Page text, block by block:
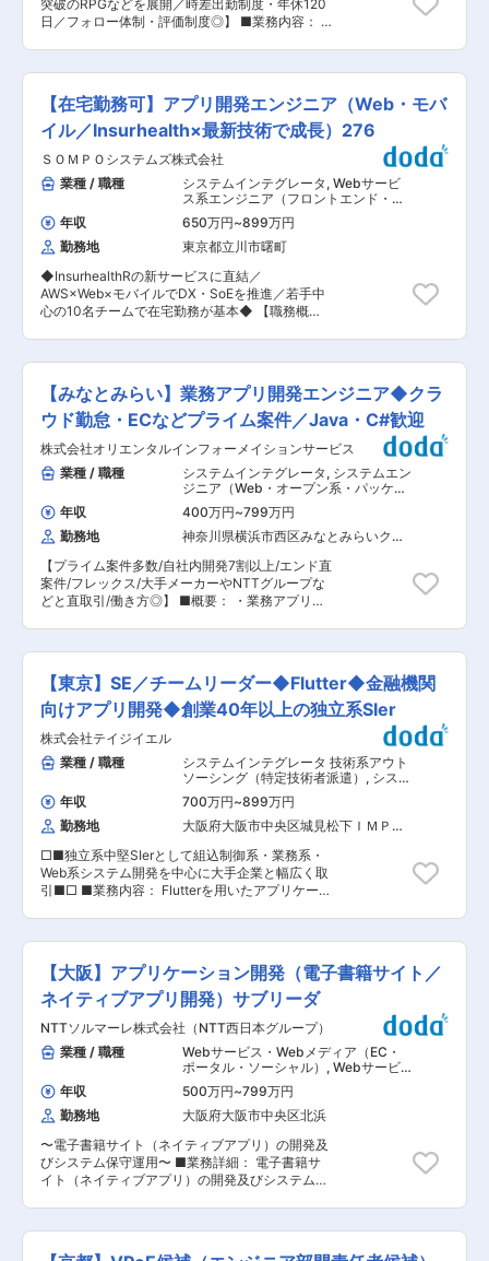
つ社員も多く、ワークライフバランスを重要視し
ザーの視点を持たなければ良いサービスは作れな
いという考えから、社員の希望があれば月1回、
のない方でも知識やスキルを身に付けることもで
きます。 変更の範囲：会社の定める業務
PHP、JavaScript（React／Vue）、C#、
Python、Swift、Kotlin など ◇DB：MySQL、
PostgreSQL、Oracle、SQL Server ◇OS：
託開発が中心で、そのうち90%以上がプライム
（エンドユーザーと直接契約）案件です。 ◇ハイ
ブリッド勤務（在宅＋出社）で柔軟な働き方が可
能です。 ■キャリアアップできる環境： ◇裁量
あるポジション：プロジェクトの計画策定や顧客
折衝、チームマネジメントなど、上流工程からリ
ーダー業務まで幅広く担当できます。 ◇キャリア
アップのスピード：年齢や勤続年数に関係なく、
実力と成果次第でPMや管理職への昇格が可能。
20代で中途入社し、入社3年目で管理職に就いた
事例もあります。 ◇成長機会の充実：プロジェク
トマネジメント研修や資格取得支援（PMPなど）
を用意。マネジメントスキルをさらに磨ける環境
ィブアプリ、業務システムなど幅広いプロジェク
トで、リーダーとしての経験を積めます。 ■組織
更の範囲：会社の定める業務
突破のRPGなどを展開／時差出勤制度・年休120
日／フォロー体制・評価制度◎】 ■業務内容： ・
・ツールの開発（運用、デバッグ、自動化ツール
など） ・ コードレビュー、リファクタリングな
ど最適化 ・他セクション・外部スタッフとの調整
■使用ツール： ・ゲームエンジン：Unity ・エデ
ィタ：JetBrains Rider、Visual Studio、Cursor
等、ご自身の使い慣れたエディタをご利用いただ
けます ・AIアシスタント：ChatGPT、Claude、
Gemini などの生成AIを活用した開発が可能です
・バージョン管理：Git ・コミュニケーションツ
ール：Chatwork、Google Workspace ■入社後
の業務イメージ： ・入社後〜6か月 既存プロジェ
クトにて、一週間程度で担当箇所のプログラムを
理解していただき、その後については、具体的な
業務を担当していただきます。担当箇所はなるべ
くローテーションし適正などを判断していきま
す。また同時に実務を通じて能力開発できるよう
がある際には、その小チームのリーダー経験やリ
ーダーのサポート下でサブリーダーとしての役割
にもチャレンジしていただきます。 ・3〜5年 リ
ードエンジニアが担えるように実務と座学、目標
設定、部内の研究テーマに取り組んでいただきま
す
【在宅勤務可】アプリ開発エンジニア（Web・モバ
イル／Insurhealth×最新技術で成長）276
ＳＯＭＰＯシステムズ株式会社
業種 / 職種
システムインテグレータ , Webサービ
ス系エンジニア（フロントエンド・サ
ーバーサイド・フルスタック） スマホ
アプリ・ネイティブアプリ系エンジニ
ア
年収 650万円~899万円
勤務地
東京都立川市曙町
◆InsurhealthRの新サービスに直結／
AWS×Web×モバイルでDX・SoEを推進／若手中
心の10名チームで在宅勤務が基本◆ 【職務概
サービスおよび代理店システム領域にて、ポータ
ルサイトの機能追加、新商品対応、既存システム
改修など複数案件をユーザー部門と一体で推進。
UXを重視した柔軟でクイックな開発で、上流か
ら保守まで一気通貫に関与し、顧客の健康維持・
増進につながる価値提供を加速します。 【職務詳
細】 ・ビジネス部門と協働し、要件定義／システ
ム設計／工数見積／テスト・リリース計画を策定
・開発パートナーと連携し、製造／テスト／本番
ローンチ／保守運用をリード ・関連グループとの
調整、パートナー管理・マネジメント、品質／進
捗／リスクの統制 ・Web／モバイル、Web API連
携、クラウド（AWS）を活用したSoE開発の推進
・アジャイルな進め方とBacklog、Google Chat
／Microsoft Teamsを用いた迅速なコラボレーシ
ョン ・技術要素：Java／Ruby／PHP、Spring／
会】 若手中心の10名チームで在宅勤務が基本。
コミュニケーションツールを積極活用し、活気あ
る開発体制です。 新サービス投入やポータル改善
が継続的に計画されており、複数案件で上流〜下
流まで経験を積めます。 DX／Mode2／SoE領域
におけるクラウド設計、API設計、セキュリテ
ィ、運用設計までスキルの幅を拡大可能。 伝統的
な保険の枠を超え、「InsurhealthR」で顧客体験
を高める社会的意義の大きい仕事です。 チームワ
ークを実感でき、技術・プロジェクト推進の両面
で着実に成長できます。 変更の範囲：会社の定め
る業務
【みなとみらい】業務アプリ開発エンジニア◆クラ
ウド勤怠・ECなどプライム案件／Java・C#歓迎
株式会社オリエンタルインフォーメイションサービス
業種 / 職種
システムインテグレータ , システムエン
ジニア（Web・オープン系・パッケー
ジ開発） スマホアプリ・ネイティブア
プリ系エンジニア
年収 400万円~799万円
勤務地
神奈川県横浜市西区みなとみらいクイ
【プライム案件多数/自社内開発7割以上/エンド直
案件/フレックス/大手メーカーやNTTグループな
どと直取引/働き方◎】 ■概要： ・業務アプリ開
／Android）開発案件へのアサイン可能性あり。
■業務詳細 ・業務アプリの設計・開発・運用 ・
要件定義・設計・実装・テスト・保守 ・顧客との
技術折衝・改善提案 ・アジャイル開発（2週間ス
プリント） ・UI/UX設計・クラウド連携 ■スキル
キーワード Java／C#／.NET／SQL／AWS／Git
※スマホアプリ案件の場合：Swift／Kotlin／
Flutter／React Native／Firebase など ■案件例
・クラウド型勤怠管理システム開発 → 打刻、シ
フト管理、残業計算、給与連携などをクラウドで
提供 ・ECサイト検索エンジン最適化システム開
発 → 商品検索の精度向上、レコメンド機能、
SEO対応 ・データセンター機器管理システム開発
→サーバー・ネットワーク機器の稼働監視、障害
通知、構成管理 ※スマホアプリ案件例：電子決済
アプリ、スマート家電制御アプリ、屋内ナビゲー
ム10:00〜15:00） ・平均残業時間：月20時間以
内 ・離職率6％以下 ■魅力 入社当初はJava／C#
を用いた業務アプリの開発を中心に担当し、2〜3
年目以降は要件定義や顧客折衝にもチャレンジ。
希望に応じて、クラウド連携やスマホアプリ案件
（勤怠アプリ、家電制御アプリなど）にも携わっ
浜・みなとみらいに本社を構える独立系SI企業で
す。複合機や車載機器などの組込系開発に加え、
スマホアプリやクラウドサービスなどの先端技術
にも対応。特に自社内での請負開発が7割以上を
占め、エンジニアが集中できる環境を整えていま
す。精密機器メーカー、光学機器メーカー、NTT
カー等との直取引を多数実現しており、上流工程
から関われる案件が豊富。アジャイル開発を導入
【東京】SE／チームリーダー◆Flutter◆金融機関
向けアプリ開発◆創業40年以上の独立系SIer
株式会社テイジイエル
業種 / 職種
システムインテグレータ 技術系アウト
ソーシング（特定技術者派遣） , システ
ムエンジニア（Web・オープン系・パ
ッケージ開発） スマホアプリ・ネイテ
ィブアプリ系エンジニア
年収 700万円~899万円
勤務地
大阪府大阪市中央区城見松下ＩＭＰビ
□■独立系中堅SIerとして組込制御系・業務系・
Web系システム開発を中心に大手企業と幅広く取
引■□ ■業務内容： Flutterを用いたアプリケーシ
名体制です。 ■働く魅力： ・プレイングマネー
ジャーの立場で、要件定義から保守フェーズまで
担当 ・お客様との距離も近く、様々な経験が積め
る点 ・管理系、技術系と複数のキャリアが描ける
点 ■入社後とスキルアップのフォロー体制： ・
既存メンバ、営業でオンボード支援を行い、プロ
ジェクトの早期定着、業務理解の観点でサポート
・顧客支援のみに留まらず、当社が顧客となり協
力会社を巻き込んだビジネスの拡大 ・社内での技
術共有や資格取得制度を通じた継続的なスキルア
ップの社内的支援 ・プロジェクトの推進及び、新
たなビジネスの創造に貢献できる方を求めていま
す。 ■期待すること： ・営業、ほかメンバと協
力し、ビジネスを広げていくこと ・継続的なスキ
ルアップに対する意欲 ■配属先について： 東日
本支社統括本部 東京支社 ＜採用背景＞お客様か
業以来、安定経営】 独立系SIerとして大手企業を
【大阪】アプリケーション開発（電子書籍サイト／
ネイティブアプリ開発）サブリーダ
NTTソルマーレ株式会社（NTT西日本グループ）
業種 / 職種
Webサービス・Webメディア（EC・
ポータル・ソーシャル） , Webサービ
ス系エンジニア（フロントエンド・サ
ーバーサイド・フルスタック） スマホ
アプリ・ネイティブアプリ系エンジニ
年収 500万円~799万円
勤務地
大阪府大阪市中央区北浜
〜電子書籍サイト（ネイティブアプリ）の開発及
びシステム保守運用〜 ■業務詳細： 電子書籍サ
イト（ネイティブアプリ）の開発及びシステム保
■個別開発のプロジェクト管理（要件定義〜開
発、リリース、リリース直後サポート） ■業務改